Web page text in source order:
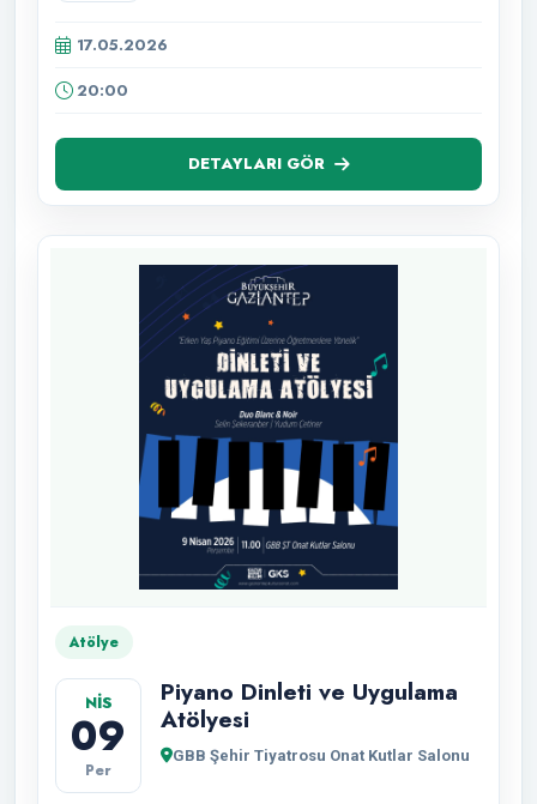
17.05.2026
20:00
DETAYLARI GÖR
Atölye
NİS
09
Per
Piyano Dinleti ve Uygulama
Atölyesi
GBB Şehir Tiyatrosu Onat Kutlar Salonu